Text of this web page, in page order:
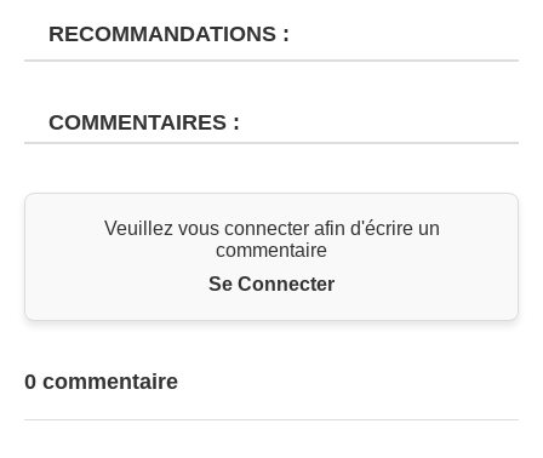
RECOMMANDATIONS :
COMMENTAIRES :
Veuillez vous connecter afin d'écrire un
commentaire
Se Connecter
0 commentaire